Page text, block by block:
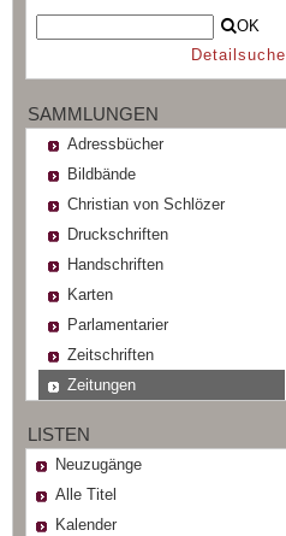
OK
Detailsuche
SAMMLUNGEN
Adressbücher
Bildbände
Christian von Schlözer
Druckschriften
Handschriften
Karten
Parlamentarier
Zeitschriften
Zeitungen
LISTEN
Neuzugänge
Alle Titel
Kalender